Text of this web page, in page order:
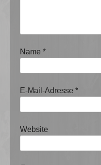
Name*
E-Mail-Adresse*
Website